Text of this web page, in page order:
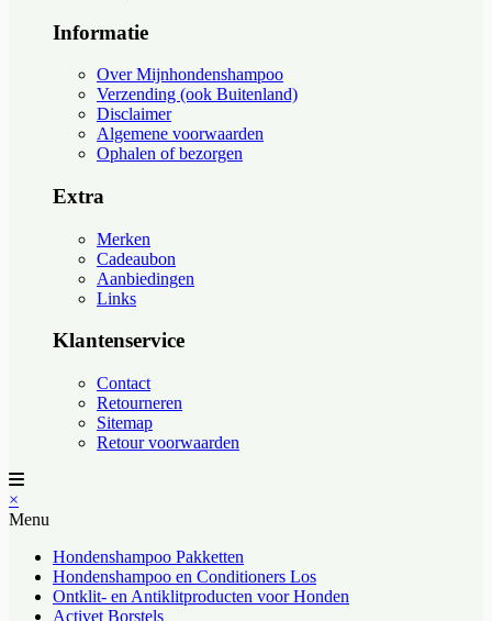
Informatie
Over Mijnhondenshampoo
Verzending (ook Buitenland)
Disclaimer
Algemene voorwaarden
Ophalen of bezorgen
Extra
Merken
Cadeaubon
Aanbiedingen
Links
Klantenservice
Contact
Retourneren
Sitemap
Retour voorwaarden
×
Menu
Hondenshampoo Pakketten
Hondenshampoo en Conditioners Los
Ontklit- en Antiklitproducten voor Honden
Activet Borstels